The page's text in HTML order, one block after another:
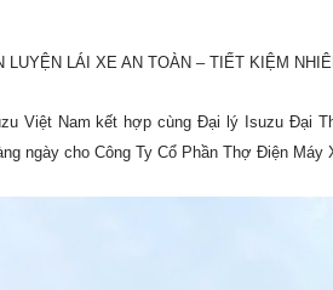
LUYỆN LÁI XE AN TOÀN – TIẾT KIỆM
Việt Nam kết hợp cùng Đại lý Isuzu Đại
ngày cho Công Ty Cổ Phần Thợ Điện Máy